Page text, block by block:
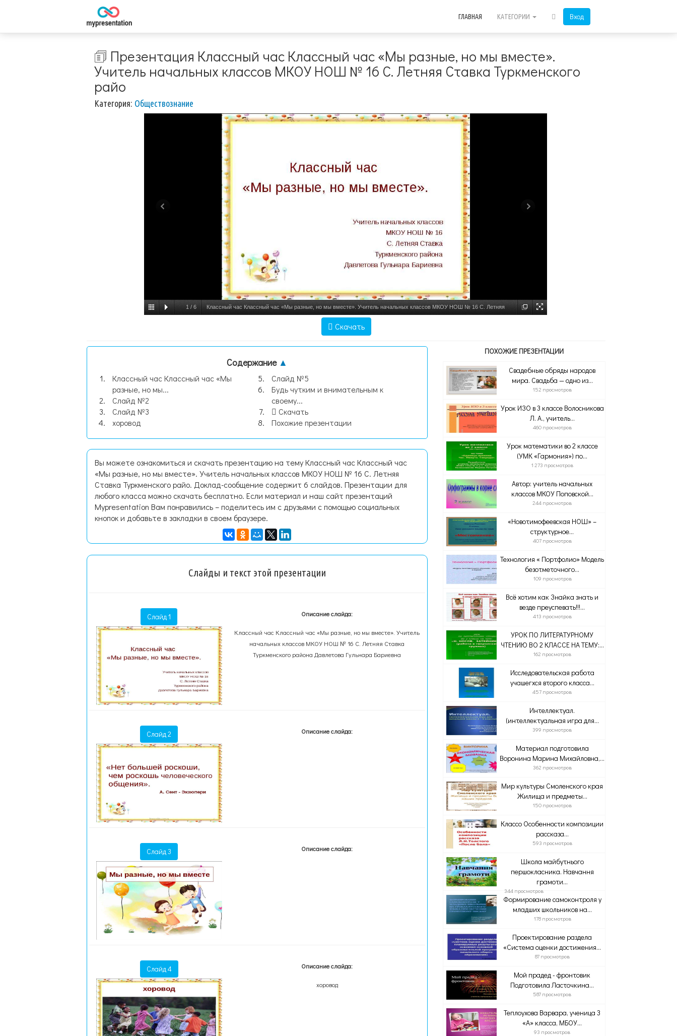
Вход
ГЛАВНАЯ КАТЕГОРИИ
🗊 Презентация Классный час Классный час «Мы разные, но мы вместе».
Учитель начальных классов МКОУ НОШ № 16 С. Летняя Ставка Туркменского
райо
Категория: Обществознание
1 / 6 Классный час Классный час «Мы разные, но мы вместе». Учитель начальных классов МКОУ НОШ № 16 С. Летняя
Скачать
Содержание ▲
Классный час Классный час «Мы
разные, но мы...
Слайд №2
Слайд №3
хоровод
Слайд №5
Будь чутким и внимательным к
своему...
Скачать
Похожие презентации
Вы можете ознакомиться и скачать презентацию на тему Классный час Классный час
«Мы разные, но мы вместе». Учитель начальных классов МКОУ НОШ № 16 С. Летняя
Ставка Туркменского райо. Доклад-сообщение содержит 6 слайдов. Презентации для
любого класса можно скачать бесплатно. Если материал и наш сайт презентаций
Mypresentation Вам понравились – поделитесь им с друзьями с помощью социальных
кнопок и добавьте в закладки в своем браузере.
Слайды и текст этой презентации
Слайд 1 Описание слайда:
Классный час Классный час «Мы разные, но мы вместе». Учитель
начальных классов МКОУ НОШ № 16 С. Летняя Ставка
Туркменского района Давлетова Гульнара Бариевна
Слайд 2 Описание слайда:
Слайд 3 Описание слайда:
Слайд 4 Описание слайда:
хоровод
ПОХОЖИЕ ПРЕЗЕНТАЦИИ
Свадебные обряды народов
мира. Свадьба — одно из...
152 просмотров
Урок ИЗО в 3 классе Волосникова
Л. А., учитель...
460 просмотров
Урок математики во 2 классе
(УМК «Гармония») по...
1 273 просмотров
Автор: учитель начальных
классов МКОУ Поповской...
244 просмотров
«Новотимофеевская НОШ» –
структурное...
407 просмотров
Технология « Портфолио» Модель
безотметочного...
109 просмотров
Всё хотим как Знайка знать и
везде преуспевать!!!...
413 просмотров
УРОК ПО ЛИТЕРАТУРНОМУ
ЧТЕНИЮ ВО 2 КЛАССЕ НА ТЕМУ:...
162 просмотров
Исследовательская работа
учашегхся второго класса...
457 просмотров
Интеллектуал.
(интеллектуальная игра для...
399 просмотров
Материал подготовила
Воронина Марина Михайловна,...
362 просмотров
Мир культуры Смоленского края
Жилища и предметы...
150 просмотров
Классо Особенности композиции
рассказа...
593 просмотров
Школа майбутнього
першокласника. Навчання
грамоти...
344 просмотров
Формирование самоконтроля у
младших школьников на...
178 просмотров
Проектирование раздела
«Система оценки достижения...
87 просмотров
Мой прадед - фронтовик
Подготовила Ласточкина...
587 просмотров
Теплоухова Варвара, ученица 3
«А» класса, МБОУ...
93 просмотров